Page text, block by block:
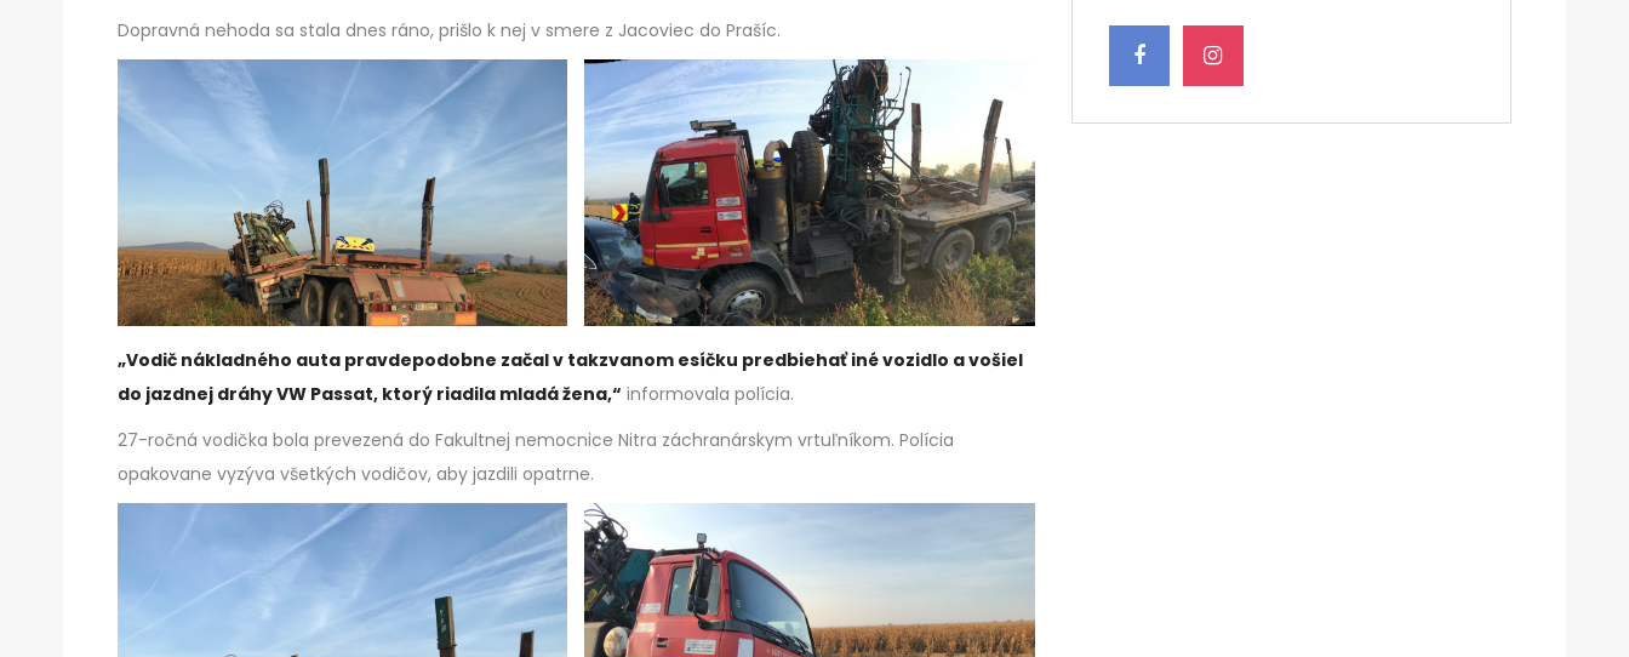
Dopravná nehoda sa stala dnes ráno, prišlo k nej v smere z Jacoviec do Prašíc.
„Vodič nákladného auta pravdepodobne začal v takzvanom esíčku predbiehať iné vozidlo a vošiel
do jazdnej dráhy VW Passat, ktorý riadila mladá žena,“ informovala polícia.
27-ročná vodička bola prevezená do Fakultnej nemocnice Nitra záchranárskym vrtuľníkom. Polícia
opakovane vyzýva všetkých vodičov, aby jazdili opatrne.